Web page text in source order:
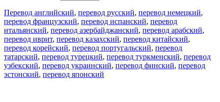
Перевод английский, перевод русский, перевод немецкий,
перевод французский, перевод испанский, перевод
итальянский, перевод азербайджанский, перевод арабский,
перевод иврит, перевод казахский, перевод китайский,
перевод корейский, перевод португальский, перевод
татарский, перевод турецкий, перевод туркменский, перевод
узбекский, перевод украинский, перевод финский, перевод
эстонский, перевод японский